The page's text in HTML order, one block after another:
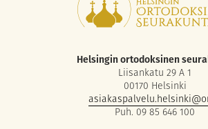
Helsingin ortodoksinen
Liisankatu 29 A 1
00170 Helsinki
Puh. 09 85 646 100